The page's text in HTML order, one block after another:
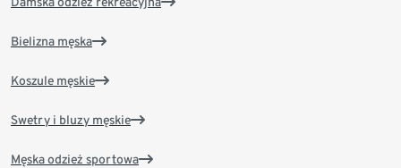
Bielizna męska
Koszule męskie
Swetry i bluzy męskie
Męska odzież sportowa